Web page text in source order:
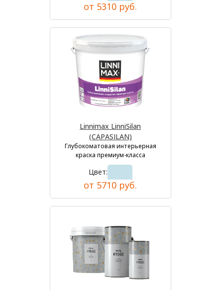
от 5310 руб.
Linnimax LinniSilan
(CAPASILAN)
Глубокоматовая интерьерная
краска премиум-класса
Цвет:
от 5710 руб.